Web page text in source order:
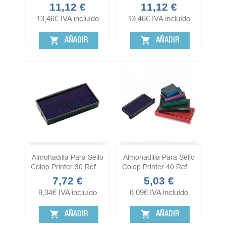
Precio
11,12 €
13,46€ IVA incluído
shopping_cart AÑADIR
Precio
11,12 €
13,46€ IVA incluído
shopping_cart AÑADIR
Almohadilla Para Sello
Colop Printer 30 Ref....
Precio
7,72 €
9,34€ IVA incluído
shopping_cart AÑADIR
Almohadilla Para Sello
Colop Printer 40 Ref....
Precio
5,03 €
6,09€ IVA incluído
shopping_cart AÑADIR